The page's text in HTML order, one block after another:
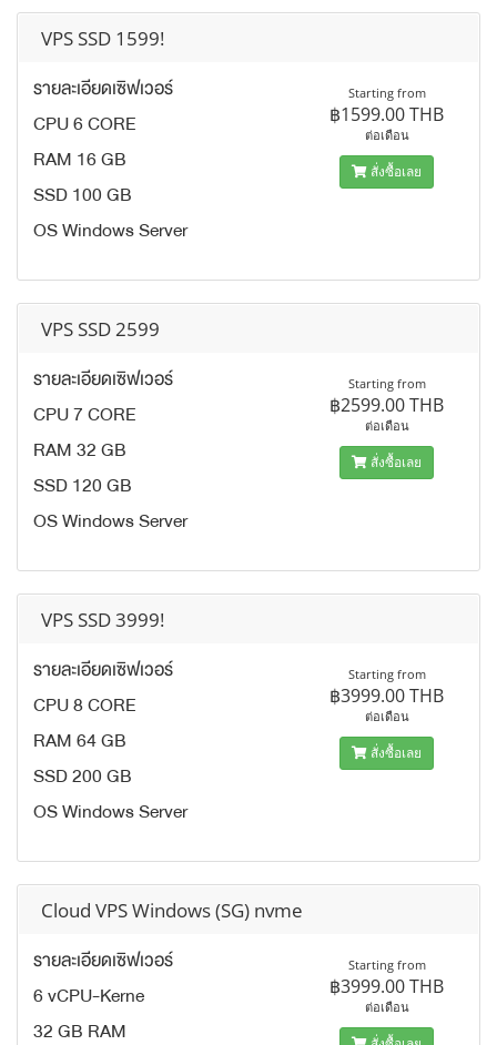
VPS SSD 1599!
รายละเอียดเซิฟเวอร์
CPU 6 CORE
RAM 16 GB
SSD 100 GB
OS Windows Server
Starting from
฿1599.00 THB
ต่อเดือน
สั่งซื้อเลย
VPS SSD 2599
รายละเอียดเซิฟเวอร์
CPU 7 CORE
RAM 32 GB
SSD 120 GB
OS Windows Server
Starting from
฿2599.00 THB
ต่อเดือน
สั่งซื้อเลย
VPS SSD 3999!
รายละเอียดเซิฟเวอร์
CPU 8 CORE
RAM 64 GB
SSD 200 GB
OS Windows Server
Starting from
฿3999.00 THB
ต่อเดือน
สั่งซื้อเลย
Cloud VPS Windows (SG) nvme
รายละเอียดเซิฟเวอร์
6 vCPU-Kerne
32 GB RAM
Starting from
฿3999.00 THB
ต่อเดือน